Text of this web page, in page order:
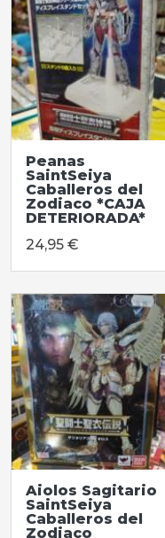
Peanas
SaintSeiya
Caballeros del
Zodiaco *CAJA
DETERIORADA*
24,95 €
Aiolos Sagitario
SaintSeiya
Caballeros del
Zodiaco